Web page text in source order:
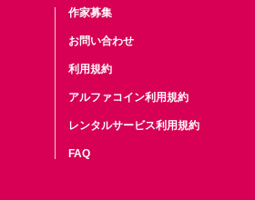
作家募集
お問い合わせ
利用規約
アルファコイン利用規約
レンタルサービス利用規約
FAQ